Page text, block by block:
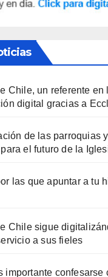
Chile, un referente en
digital gracias a
de las parroquias
el futuro de la
las que apuntar a tu
Chile sigue
a sus fieles
importante confesarse